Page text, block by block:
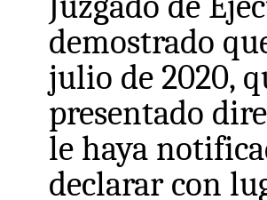
demostrado
julio de 2020,
presentado
le haya
declarar con